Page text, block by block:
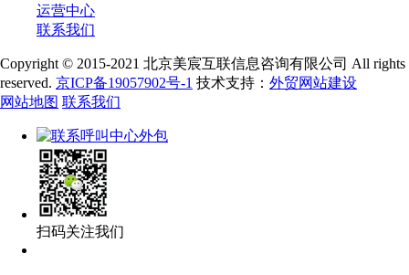
运营中心
联系我们
Copyright © 2015-2021 北京美宸互联信息咨询有限公司 All rights
reserved. 京ICP备19057902号-1 技术支持： 外贸网站建设
网站地图 联系我们
扫码关注我们